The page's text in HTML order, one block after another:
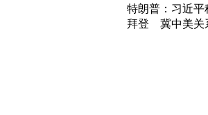
特朗普：习近
拜登 冀中美关